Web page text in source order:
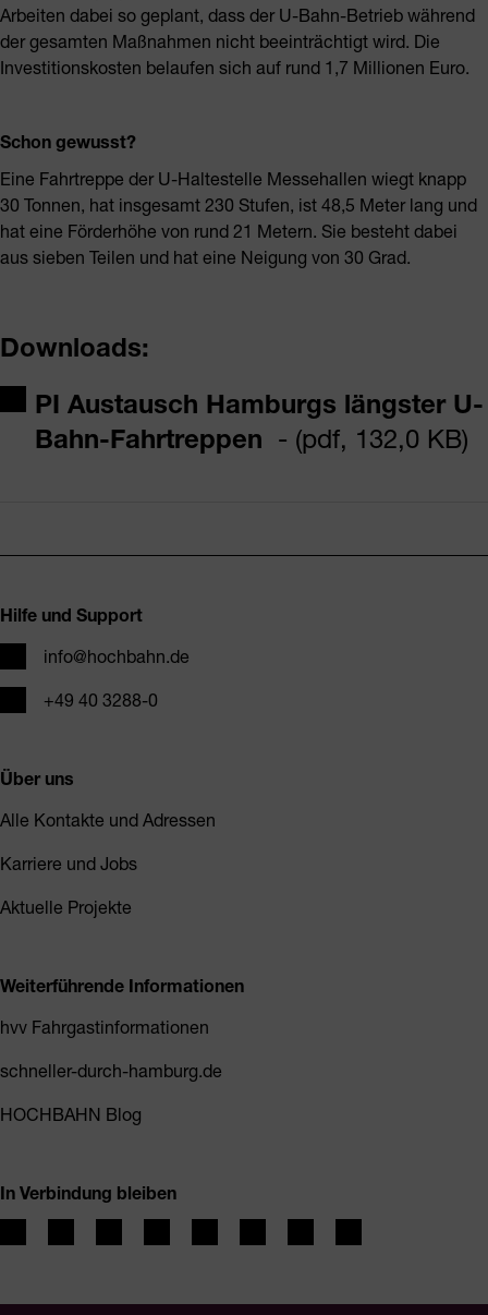
Arbeiten dabei so geplant, dass der U-Bahn-Betrieb während
der gesamten Maßnahmen nicht beeinträchtigt wird. Die
Investitionskosten belaufen sich auf rund 1,7 Millionen Euro.
Schon gewusst?
Eine Fahrtreppe der U-Haltestelle Messehallen wiegt knapp
30 Tonnen, hat insgesamt 230 Stufen, ist 48,5 Meter lang und
hat eine Förderhöhe von rund 21 Metern. Sie besteht dabei
aus sieben Teilen und hat eine Neigung von 30 Grad.
Downloads:
PI Austausch Hamburgs längster U-
Bahn-Fahrtreppen - (pdf, 132,0 KB)
Hilfe und Support
E-Mailinfo@hochbahn.de
Telefon+49 40 3288-0
Über uns
Alle Kontakte und Adressen
Karriere und Jobs
Aktuelle Projekte
Weiterführende Informationen
hvv Fahrgastinformationen
schneller-durch-hamburg.de
HOCHBAHN Blog
In Verbindung bleiben